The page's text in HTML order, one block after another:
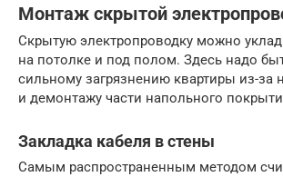
Монтаж скрытой
Скрытую электропроводку можно
на потолке и под полом. Здесь надо
сильному загрязнению квартиры из-за
и демонтажу части напольного
Закладка кабеля в стены
Самым распространенным методом